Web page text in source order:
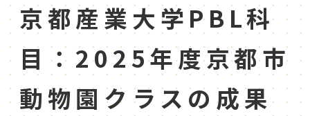
京都産業大学PBL科
目：2025年度京都市
動物園クラスの成果